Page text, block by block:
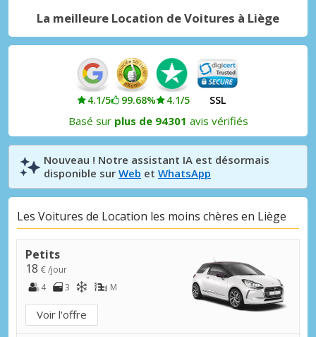
La meilleure Location de Voitures à Liège
4.1/5 99.68% 4.1/5 SSL
Basé sur plus de 94301 avis vérifiés
Nouveau ! Notre assistant IA est désormais
disponible sur Web et WhatsApp
Les Voitures de Location les moins chères en Liège
Petits
18 € /jour
4
3 M
Voir l'offre